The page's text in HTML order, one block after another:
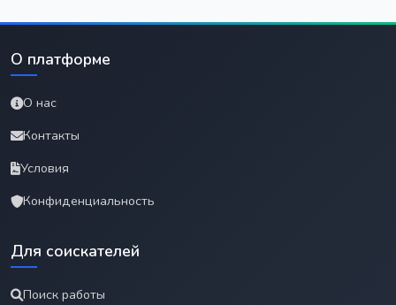
О платформе
О нас
Контакты
Условия
Конфиденциальность
Для соискателей
Поиск работы